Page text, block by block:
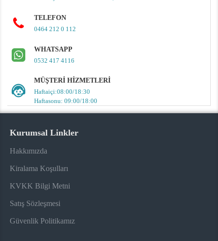
TELEFON
0464 212 0 112
WHATSAPP
0532 417 4116
MÜŞTERI HIZMETLERI
Haftaiçi:08:00/18:30
Haftasonu: 09:00/18:00
Kurumsal Linkler
Hakkımızda
Kiralama Koşulları
KVKK Bilgi Metni
Satış Sözleşmesi
Güvenlik Politikamız